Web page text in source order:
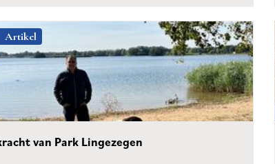
Artikel
van Park Lingezegen